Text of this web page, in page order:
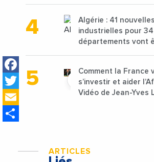
Facebook
Twitter
Algérie : 41
industrielles pour 34
départements vont
Comment la France
s’investir et aider
Vidéo de Jean-Yves
ARTICLES